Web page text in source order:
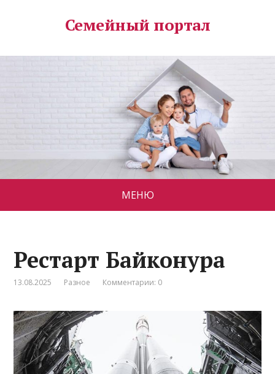
Семейный портал
МЕНЮ
Рестарт Байконура
13.08.2025 Разное Комментарии: 0